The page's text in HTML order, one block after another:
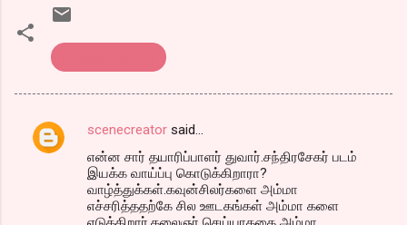
C
scenecreator said…
என்ன சார் தயாரிப்பாளர் துவார்.சந்திரசேகர் படம்
இயக்க வாய்ப்பு கொடுக்கிறாரா?
வாழ்த்துக்கள்.கவுன்சிலர்களை அம்மா
எச்சரித்ததற்கே சில ஊடகங்கள் அம்மா களை